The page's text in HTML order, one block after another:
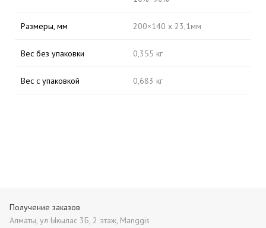
Размеры, мм 200×140 x 23,1мм
Вес без упаковки 0,355 кг
Вес с упаковкой 0,683 кг
Получение заказов
Алматы, ул Ыкылас 3Б, 2 этаж, Manggis